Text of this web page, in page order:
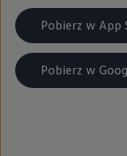
Pobierz w App
Pobierz w